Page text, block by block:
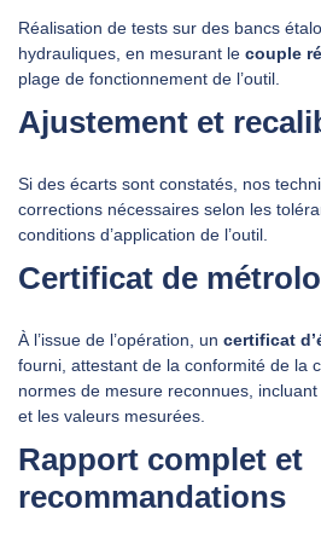
Réalisation de tests sur des bancs
hydrauliques, en mesurant le couple
plage de fonctionnement de l’outil.
Ajustement et
Si des écarts sont constatés, nos
corrections nécessaires selon les
conditions d’application de l’outil.
Certificat de
À l’issue de l’opération, un certificat
fourni, attestant de la conformité de la
normes de mesure reconnues,
et les valeurs mesurées.
Rapport complet et
recommandations